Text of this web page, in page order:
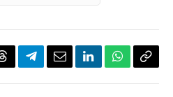
ThreadsPartagerEmailLinkedInWhatsApp